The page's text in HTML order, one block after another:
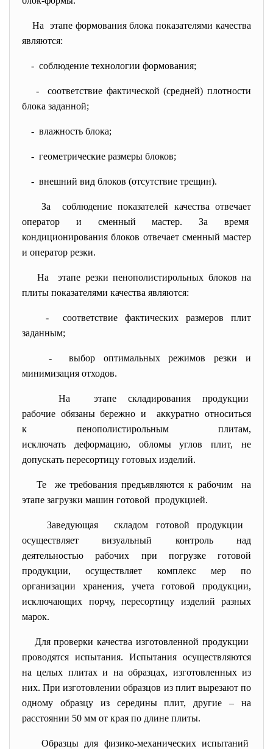
На этапе формования блока показателями качества
являются:
- соблюдение технологии формования;
- соответствие фактической (средней) плотности
блока заданной;
- влажность блока;
- геометрические размеры блоков;
- внешний вид блоков (отсутствие трещин).
За соблюдение показателей качества отвечает
оператор и сменный мастер. За время
кондиционирования блоков отвечает сменный мастер
и оператор резки.
На этапе резки пенополистирольных блоков на
плиты показателями качества являются:
- cоответствие фактических размеров плит
заданным;
- выбор оптимальных режимов резки и
минимизация отходов.
На этапе складирования продукции
рабочие обязаны бережно и аккуратно относиться
к пенополистирольным плитам,
исключать деформацию, обломы углов плит, не
допускать пересортицу готовых изделий.
Те же требования предъявляются к рабочим на
этапе загрузки машин готовой продукцией.
Заведующая складом готовой продукции
осуществляет визуальный контроль над
деятельностью рабочих при погрузке готовой
продукции, осуществляет комплекс мер по
организации хранения, учета готовой продукции,
исключающих порчу, пересортицу изделий разных
марок.
Для проверки качества изготовленной продукции
проводятся испытания. Испытания осуществляются
на целых плитах и на образцах, изготовленных из
них. При изготовлении образцов из плит вырезают по
одному образцу из середины плит, другие – на
расстоянии 50 мм от края по длине плиты.
Образцы для физико-механических испытаний